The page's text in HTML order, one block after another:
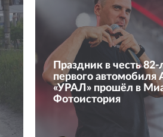
Праздник в честь 82-
первого автомобиля
«УРАЛ» прошёл в
Фотоистория